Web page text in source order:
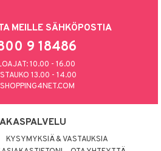
MEILLE SÄHKÖPOSTIA
9 18486
10.00 - 16.00
13.00 - 14.00
KYSYMYKSIÄ & VASTAUKSIA